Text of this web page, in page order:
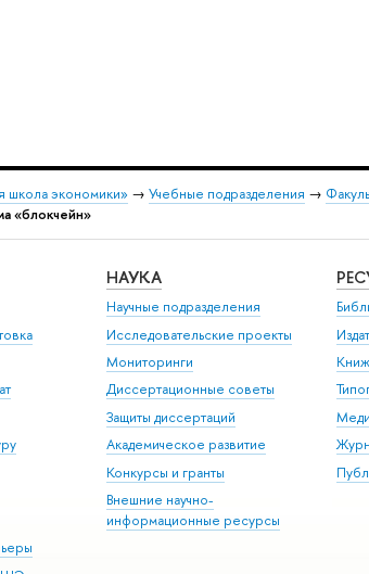
школа экономики» → Учебные подразделения →
«блокчейн»
НАУКА
Научные подразделения
Исследовательские проекты
Мониторинги
Диссертационные советы
Защиты диссертаций
Академическое развитие
Конкурсы и гранты
Внешние научно-
информационные ресурсы